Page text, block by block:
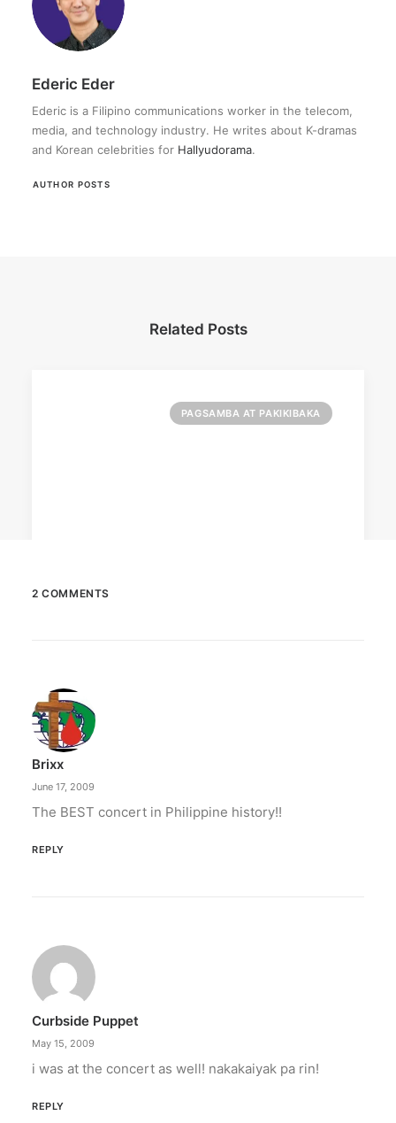
Ederic Eder
Ederic is a Filipino communications worker in the telecom,
media, and technology industry. He writes about K-dramas
and Korean celebrities for Hallyudorama.
AUTHOR POSTS
Related Posts
PAGSAMBA AT PAKIKIBAKA
“From the Philippines to her home country of
Canada, Pamela Anderson has made…
2 COMMENTS
Brixx
June 17, 2009
The BEST concert in Philippine history!!
REPLY
Curbside Puppet
May 15, 2009
i was at the concert as well! nakakaiyak pa rin!
REPLY